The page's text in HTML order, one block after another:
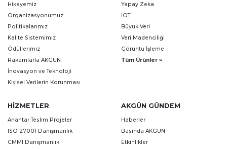
Hikayemiz
Organizasyonumuz
Politikalarımız
Kalite Sistemimiz
Ödüllerimiz
Rakamlarla AKGÜN
İnovasyon ve Teknoloji
Kişisel Verilerin Korunması
Yapay Zeka
IOT
Büyük Veri
Veri Madenciliği
Görüntü İşleme
Tüm Ürünler »
HIZMETLER
Anahtar Teslim Projeler
ISO 27001 Danışmanlık
CMMI Danışmanlık
AKGÜN GÜNDEM
Haberler
Basında AKGÜN
Etkinlikler